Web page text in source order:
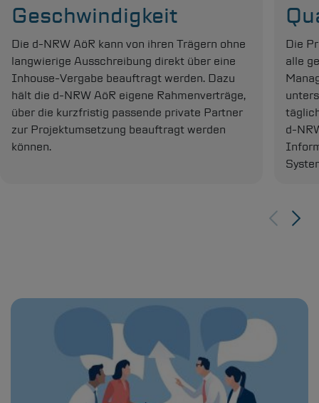
Geschwindigkeit
Die d-NRWAöR kann von ihren Trägern ohne
langwierige Ausschreibung direkt über eine
Inhouse-Vergabe beauftragt werden. Dazu
hält die d-NRWAöR eigene Rahmenverträge,
über die kurzfristig passende private Partner
zur Projektumsetzung beauftragt werden
können.
Die
alle
d-
Bild